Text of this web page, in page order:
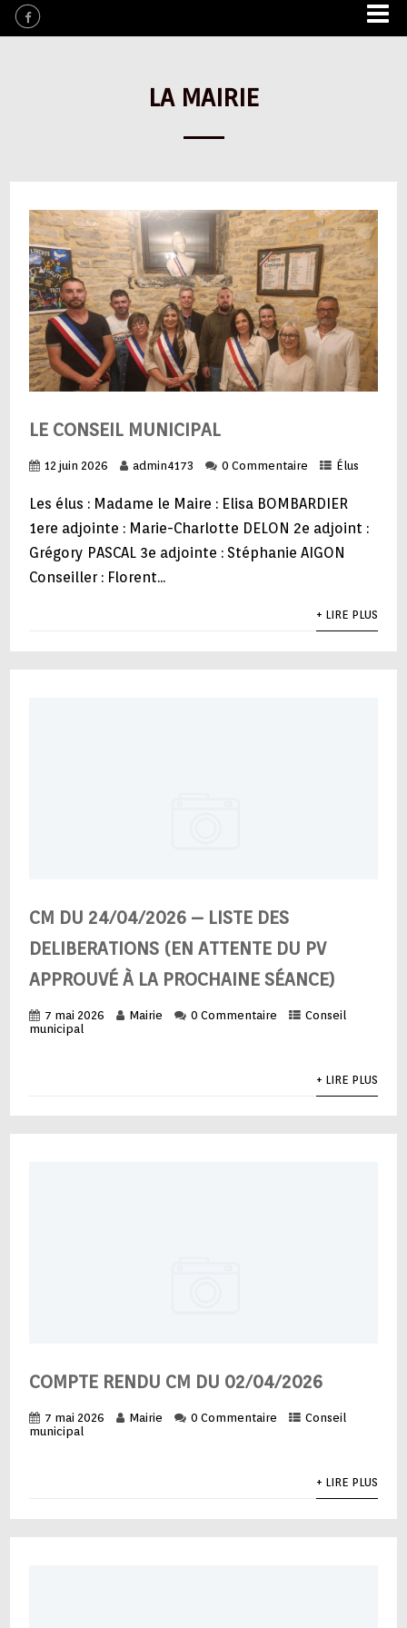
LA MAIRIE
LE CONSEIL MUNICIPAL
12 juin 2026 admin4173 0 Commentaire Élus
Les élus : Madame le Maire : Elisa BOMBARDIER
1ere adjointe : Marie-Charlotte DELON 2e adjoint :
Grégory PASCAL 3e adjointe : Stéphanie AIGON
Conseiller : Florent...
+ LIRE PLUS
CM DU 24/04/2026 – LISTE DES
DELIBERATIONS (EN ATTENTE DU PV
APPROUVÉ À LA PROCHAINE SÉANCE)
7 mai 2026 Mairie 0 Commentaire
Conseil
municipal
+ LIRE PLUS
COMPTE RENDU CM DU 02/04/2026
7 mai 2026 Mairie 0 Commentaire
Conseil
municipal
+ LIRE PLUS